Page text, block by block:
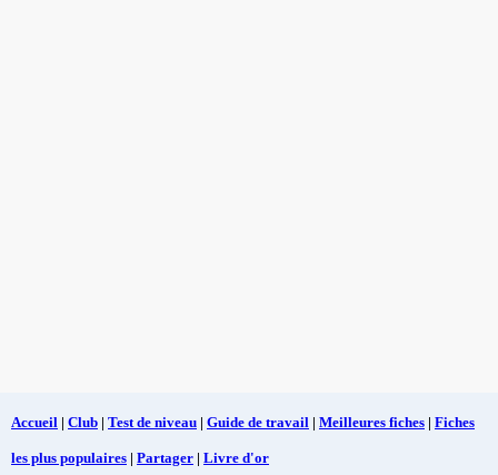
Accueil | Club | Test de niveau | Guide de travail | Meilleures fiches | Fiches
les plus populaires | Partager | Livre d'or